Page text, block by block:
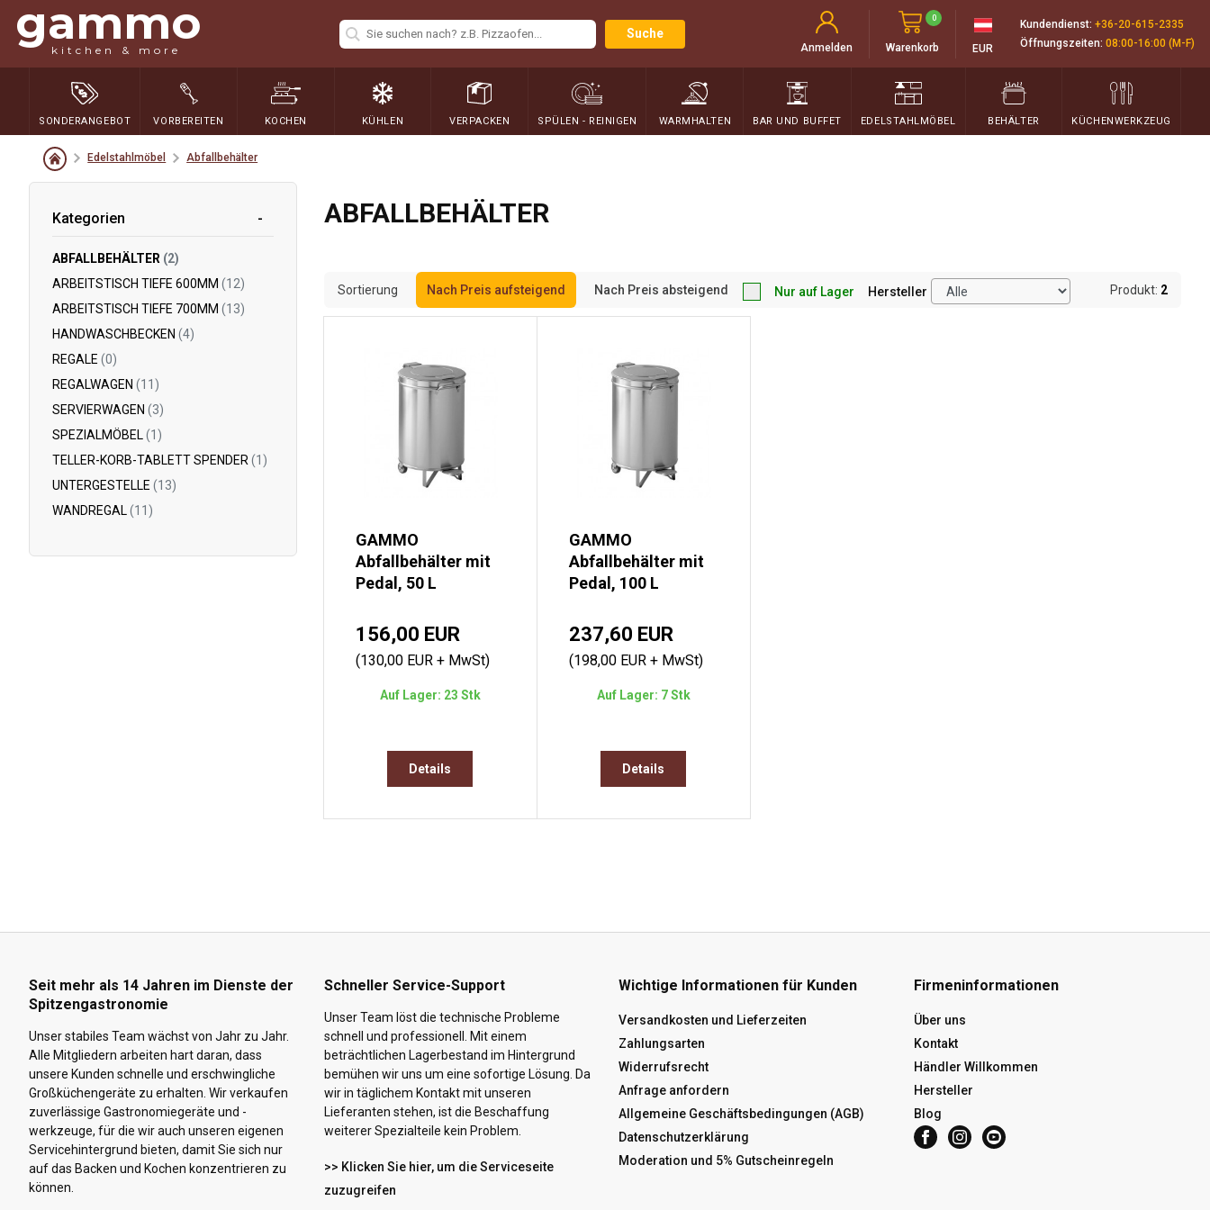
gammo
kitchen & more
Suche
Anmelden Warenkorb
0
EUR
Kundendienst: +36-20-615-2335
Öffnungszeiten: 08:00-16:00 (M-F)
SONDERANGEBOT VORBEREITEN KOCHEN KÜHLEN VERPACKEN SPÜLEN - REINIGEN WARMHALTEN BAR UND BUFFET EDELSTAHLMÖBEL BEHÄLTER KÜCHENWERKZEUG
Edelstahlmöbel Abfallbehälter
Kategorien
ABFALLBEHÄLTER (2)
ARBEITSTISCH TIEFE 600MM (12)
ARBEITSTISCH TIEFE 700MM (13)
HANDWASCHBECKEN (4)
REGALE (0)
REGALWAGEN (11)
SERVIERWAGEN (3)
SPEZIALMÖBEL (1)
TELLER-KORB-TABLETT SPENDER (1)
UNTERGESTELLE (13)
WANDREGAL (11)
ABFALLBEHÄLTER
Sortierung Nach Preis aufsteigend Nach Preis absteigend Nur auf Lager Hersteller Produkt: 2
GAMMO
Abfallbehälter mit
Pedal, 50 L
156,00 EUR
(130,00 EUR + MwSt)
Auf Lager: 23 Stk
Details
GAMMO
Abfallbehälter mit
Pedal, 100 L
237,60 EUR
(198,00 EUR + MwSt)
Auf Lager: 7 Stk
Details
Seit mehr als 14 Jahren im Dienste der
Spitzengastronomie
Unser stabiles Team wächst von Jahr zu Jahr.
Alle Mitgliedern arbeiten hart daran, dass
unsere Kunden schnelle und erschwingliche
Großküchengeräte zu erhalten. Wir verkaufen
zuverlässige Gastronomiegeräte und -
werkzeuge, für die wir auch unseren eigenen
Servicehintergrund bieten, damit Sie sich nur
auf das Backen und Kochen konzentrieren zu
können.
Schneller Service-Support
Unser Team löst die technische Probleme
schnell und professionell. Mit einem
beträchtlichen Lagerbestand im Hintergrund
bemühen wir uns um eine sofortige Lösung. Da
wir in täglichem Kontakt mit unseren
Lieferanten stehen, ist die Beschaffung
weiterer Spezialteile kein Problem.
>> Klicken Sie hier, um die Serviceseite
zuzugreifen
Wichtige Informationen für Kunden
Versandkosten und Lieferzeiten
Zahlungsarten
Widerrufsrecht
Anfrage anfordern
Allgemeine Geschäftsbedingungen (AGB)
Datenschutzerklärung
Moderation und 5% Gutscheinregeln
Firmeninformationen
Über uns
Kontakt
Händler Willkommen
Hersteller
Blog